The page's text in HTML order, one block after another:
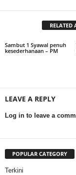
RELATED
Sambut 1 Syawal penuh
kesederhanaan – PM
LEAVE A REPLY
Log in to leave a
POPULAR CATEGORY
Terkini